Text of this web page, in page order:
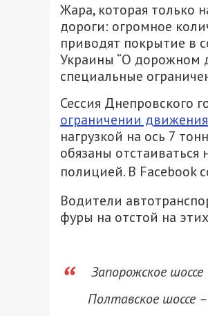
Жара, которая только
дороги: огромное
приводят покрытие в
Украины “О дорожном
специальные
Сессия Днепровского
ограничении
нагрузкой на ось 7
обязаны отстаиваться
полицией. В Facebook
Водители
фуры на отстой на
Запорожское
Полтавское шоссе